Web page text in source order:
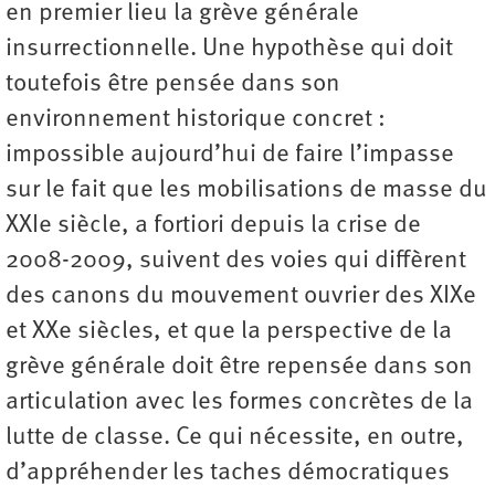
en premier lieu la grève générale
insurrectionnelle. Une hypothèse qui doit
toutefois être pensée dans son
environnement historique concret :
impossible aujourd’hui de faire l’impasse
sur le fait que les mobilisations de masse du
XXIe siècle, a fortiori depuis la crise de
2008-2009, suivent des voies qui diffèrent
des canons du mouvement ouvrier des XIXe
et XXe siècles, et que la perspective de la
grève générale doit être repensée dans son
articulation avec les formes concrètes de la
lutte de classe. Ce qui nécessite, en outre,
d’appréhender les taches démocratiques